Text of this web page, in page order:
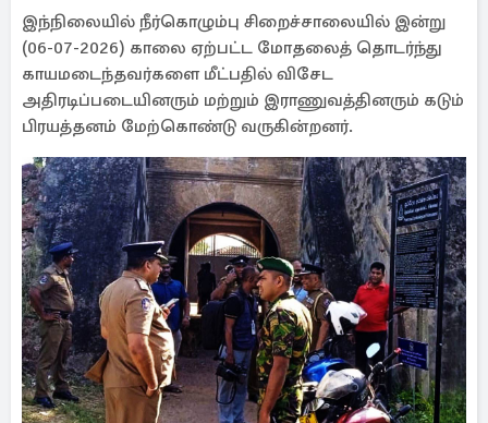
இந்நிலையில் நீர்கொழும்பு சிறைச்சாலையில் இன்று
(06-07-2026) காலை ஏற்பட்ட மோதலைத் தொடர்ந்து
காயமடைந்தவர்களை மீட்பதில் விசேட
அதிரடிப்படையினரும் மற்றும் இராணுவத்தினரும் கடும்
பிரயத்தனம் மேற்கொண்டு வருகின்றனர்.